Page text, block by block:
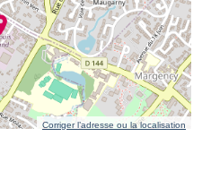
Corriger l’adresse ou la localisation